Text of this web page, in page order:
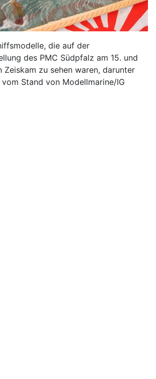
die auf der
des PMC Südpfalz am 15. und
Zeiskam zu sehen waren, darunter
Stand von Modellmarine/IG